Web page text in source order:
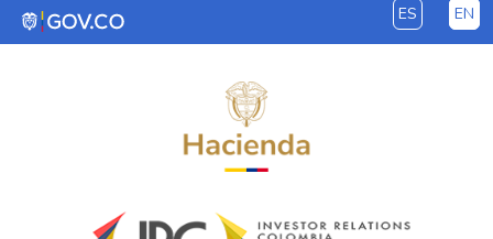
Skip to Main Content ES EN